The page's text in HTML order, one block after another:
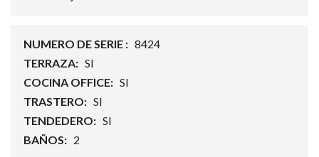
NUMERO DE SERIE : 8424
TERRAZA: SI
COCINA OFFICE: SI
TRASTERO: SI
TENDEDERO: SI
BAÑOS: 2